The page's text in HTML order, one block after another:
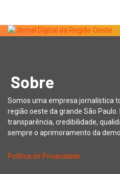
Sobre
Somos uma empresa jornalística
região oeste da grande São
transparência, credibilidade,
sempre o aprimoramento da
Política de Privacidade